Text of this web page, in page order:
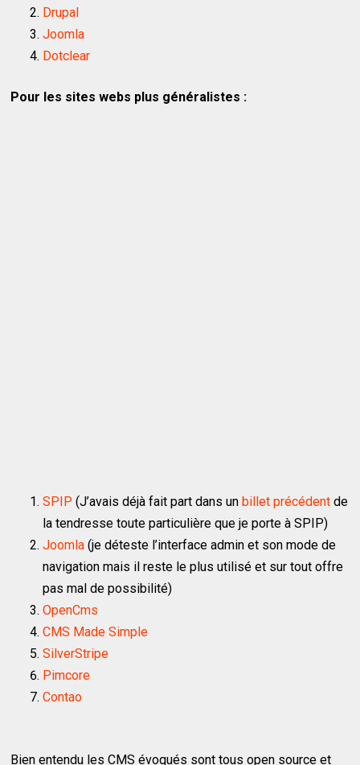
Drupal
Joomla
Dotclear
Pour les sites webs plus généralistes :
SPIP (J’avais déjà fait part dans unbillet précédent de
la tendresse toute particulière que je porte à SPIP)
Joomla (je déteste l’interface admin et son mode de
navigation mais il reste le plus utilisé et sur tout offre
pas mal de possibilité)
OpenCms
CMS Made Simple
SilverStripe
Pimcore
Contao
Bien entendu les CMS évoqués sont tous open source et